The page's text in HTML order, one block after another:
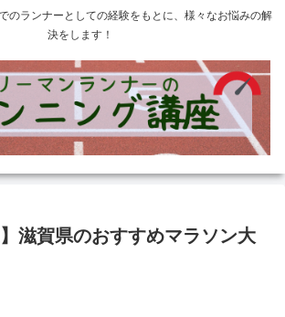
のランナーとしての経験をもとに、様々なお悩みの解
決をします！
】滋賀県のおすすめマラソン大